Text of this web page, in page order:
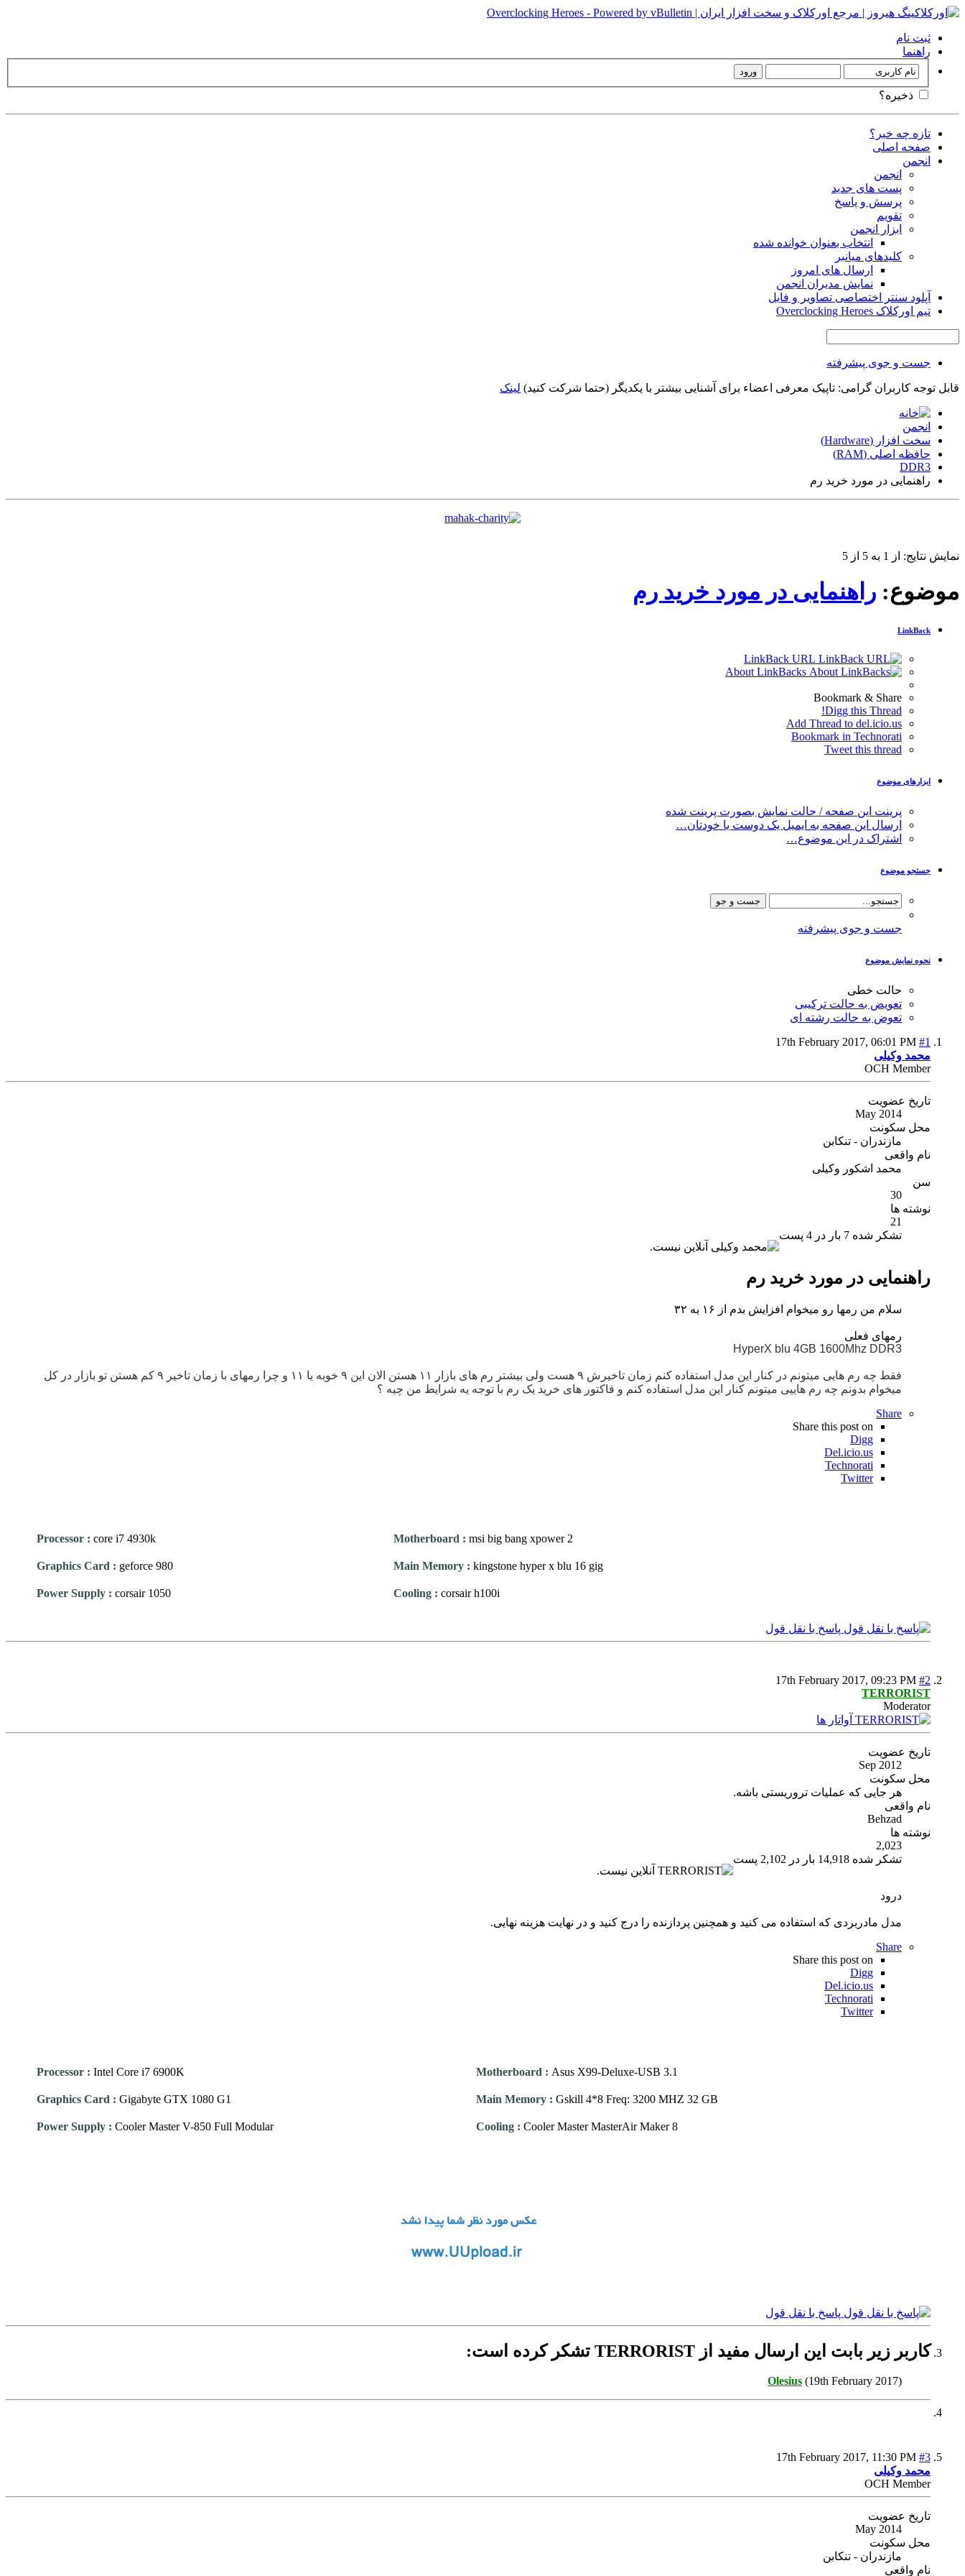
ثبت نام
راهنما
ذخیره؟
تازه چه خبر؟
صفحه اصلی
انجمن
انجمن
پست های جدید
پرسش و پاسخ
تقویم
ابزار انجمن
انتخاب بعنوان خوانده شده
کلیدهای میانبر
ارسال های امروز
نمایش مدیران انجمن
آپلود سنتر اختصاصی تصاویر و فایل
تیم اورکلاک Overclocking Heroes
جست و جوی پیشرفته
قابل توجه کاربران گرامی: تاپیک معرفی اعضاء برای آشنایی بیشتر با یکدیگر (حتما شرکت کنید) لینک
انجمن
سخت افزار (Hardware)
حافظه اصلی (RAM)
DDR3
راهنمایی در مورد خرید رم
نمایش نتایج: از 1 به 5 از 5
موضوع: راهنمایی در مورد خرید رم
LinkBack
Bookmark & Share
Digg this Thread!
Add Thread to del.icio.us
Bookmark in Technorati
Tweet this thread
ابزارهای موضوع
پرینت این صفحه / حالت نمایش بصورت پرینت شده
ارسال این صفحه به ایمیل یک دوست یا خودتان…
اشتراک در این موضوع…
جستجو موضوع
جست و جوی پیشرفته
نحوه نمایش موضوع
حالت خطی
تعویض به حالت ترکیبی
تعوض به حالت رشته ای
17th February 2017, 06:01 PM #1
محمد وکیلی
OCH Member
تاریخ عضویت
May 2014
محل سکونت
مازندران - تنکابن
نام واقعی
محمد اشکور وکیلی
سن
30
نوشته ها
21
تشکر شده 7 بار در 4 پست
راهنمایی در مورد خرید رم
سلام من رمها رو میخوام افزایش بدم از ۱۶ به ۳۲
رمهای فعلی
HyperX blu 4GB 1600Mhz DDR3
فقط چه رم هایی میتونم در کنار این مدل استفاده کنم زمان تاخیرش ۹ هست ولی بیشتر رم های بازار ۱۱ هستن الان این ۹ خوبه یا ۱۱ و چرا رمهای با زمان تاخیر ۹ کم هستن تو بازار در کل
میخوام بدونم چه رم هاییی میتونم کنار این مدل استفاده کنم و فاکتور های خرید یک رم با توجه یه شرایط من چیه ؟
Share
Share this post on
Digg
Del.icio.us
Technorati
Twitter
Motherboard : msi big bang xpower 2
Processor : core i7 4930k
Main Memory : kingstone hyper x blu 16 gig
Graphics Card : geforce 980
Cooling : corsair h100i
Power Supply : corsair 1050
پاسخ با نقل قول
17th February 2017, 09:23 PM #2
TERRORIST
Moderator
تاریخ عضویت
Sep 2012
محل سکونت
هر جایی که عملیات تروریستی باشه.
نام واقعی
Behzad
نوشته ها
2,023
تشکر شده 14,918 بار در 2,102 پست
درود
مدل مادربردی که استفاده می کنید و همچنین پردازنده را درج کنید و در نهایت هزینه نهایی.
Share
Share this post on
Digg
Del.icio.us
Technorati
Twitter
Motherboard : Asus X99-Deluxe-USB 3.1
Processor : Intel Core i7 6900K
Main Memory : Gskill 4*8 Freq: 3200 MHZ 32 GB
Graphics Card : Gigabyte GTX 1080 G1
Cooling : Cooler Master MasterAir Maker 8
Power Supply : Cooler Master V-850 Full Modular
پاسخ با نقل قول
کاربر زیر بابت این ارسال مفید از TERRORIST تشکر کرده است:
Olesius (19th February 2017)
17th February 2017, 11:30 PM #3
محمد وکیلی
OCH Member
تاریخ عضویت
May 2014
محل سکونت
مازندران - تنکابن
نام واقعی